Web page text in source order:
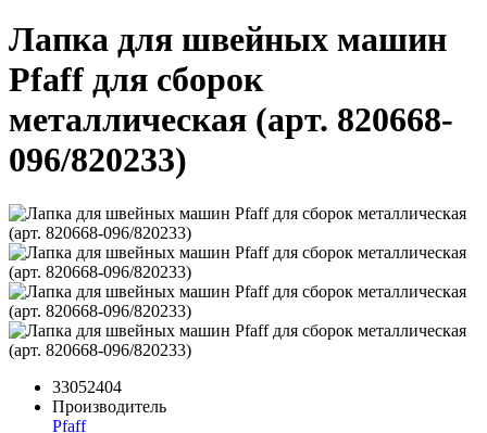
Лапка для швейных машин
Pfaff для сборок
металлическая (арт. 820668-
096/820233)
33052404
Производитель
Pfaff